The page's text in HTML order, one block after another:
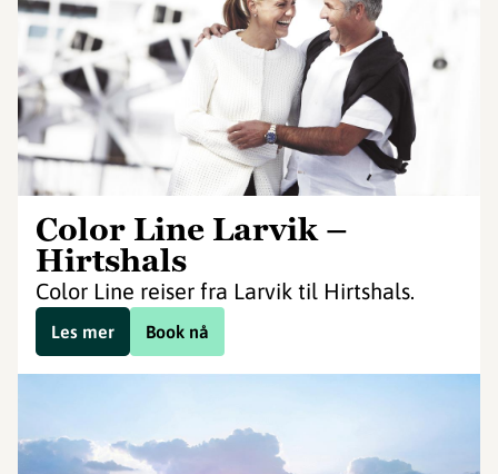
Color Line Larvik –
Hirtshals
Color Line reiser fra Larvik til Hirtshals.
Book nå
Les mer